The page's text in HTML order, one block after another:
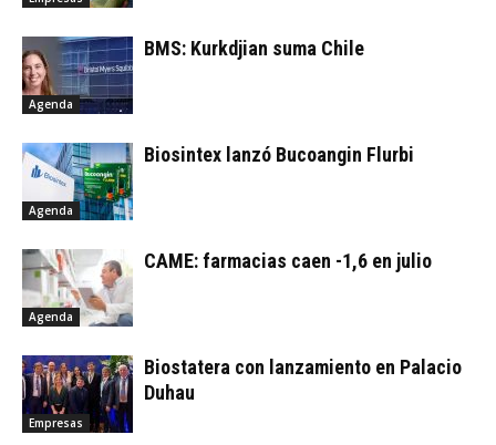
Agenda
BMS: Kurkdjian suma Chile
Agenda
Biosintex lanzó Bucoangin Flurbi
Agenda
CAME: farmacias caen -1,6 en julio
Empresas
Biostatera con lanzamiento en Palacio
Duhau